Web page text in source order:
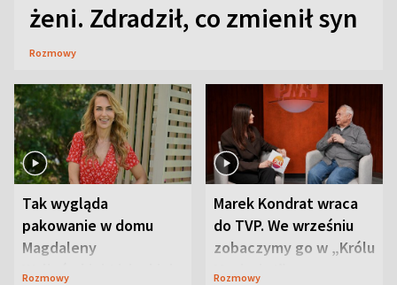
żeni. Zdradził, co zmienił syn
Rozmowy
Tak wygląda
pakowanie w domu
Magdaleny
Waligórskiej-Lisieckiej.
Rozmowy
Marek Kondrat wraca
do TVP. We wrześniu
zobaczymy go w „Królu
Maciusiu I”
Rozmowy